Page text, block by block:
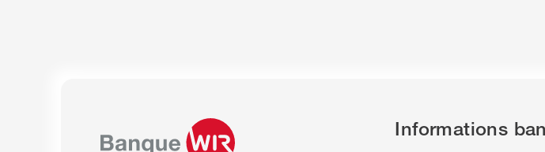
Informations